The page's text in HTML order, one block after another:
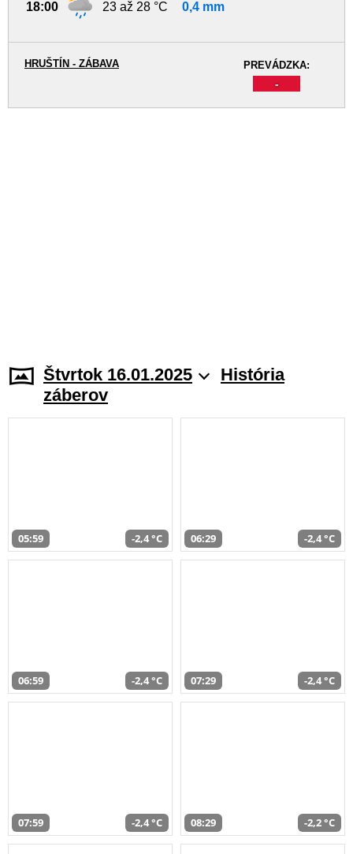
18:00 23 až 28 °C 0,4 mm
PREVÁDZKA:
-
HRUŠTÍN - ZÁBAVA
Štvrtok 16.01.2025
História
záberov
05:59 -2,4 °C 06:29 -2,4 °C
06:59 -2,4 °C 07:29 -2,4 °C
07:59 -2,4 °C 08:29 -2,2 °C